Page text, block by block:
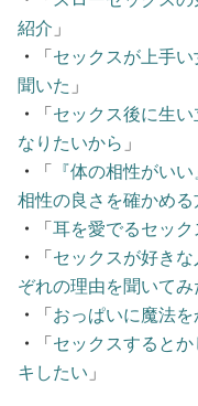
紹介 」
・
「 セックスが上手
聞いた 」
・
「 セックス後に生
なりたいから 」
・
「
『体の相性がい
相性の良さを確かめる
・
「 耳を愛でるセック
・
「 セックスが好き
ぞれの理由を聞いてみ
・
「 おっぱいに魔法を
・
「 セックスすると
キしたい 」